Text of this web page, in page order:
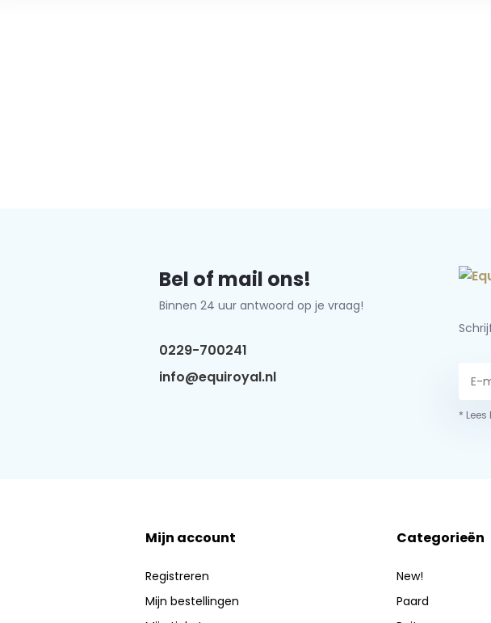
Bel of mail ons!
Binnen 24 uur antwoord op je vraag!
0229-700241
info@equiroyal.nl
*
Mijn account
Registreren
Mijn bestellingen
Categorieën
New!
Paard